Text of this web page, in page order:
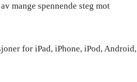
mange spennende steg mot
for iPad, iPhone, iPod, Android,